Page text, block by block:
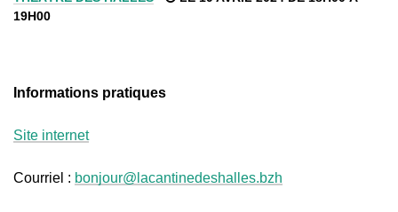
19H00
Informations pratiques
Site internet
Courriel : bonjour@lacantinedeshalles.bzh